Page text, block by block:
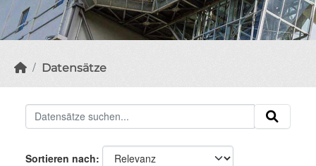
Datensätze
Sortieren nach